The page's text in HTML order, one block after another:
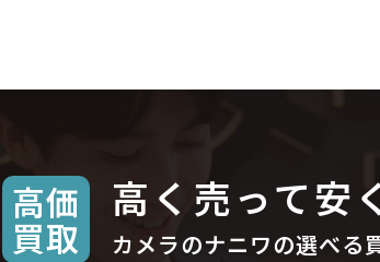
高価
買取
高く売って安
カメラのナニワの選べる